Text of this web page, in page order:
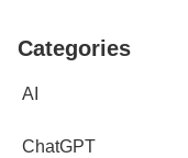
Categories
AI
ChatGPT